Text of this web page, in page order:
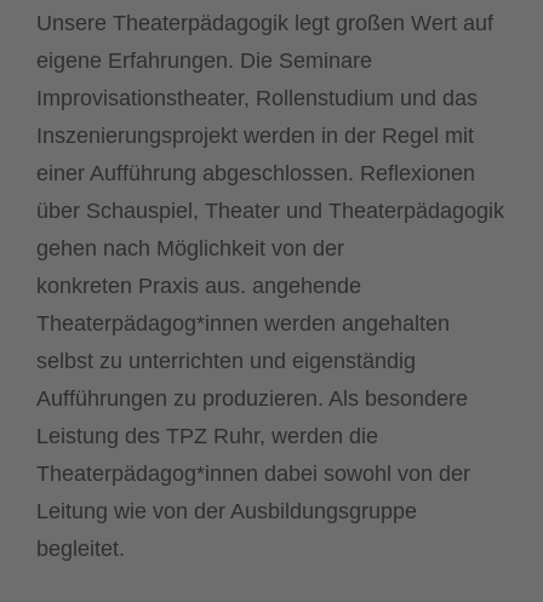
Unsere Theaterpädagogik legt großen Wert auf
eigene Erfahrungen. Die Seminare
Improvisationstheater, Rollenstudium und das
Inszenierungsprojekt werden in der Regel mit
einer Aufführung abgeschlossen. Reflexionen
über Schauspiel, Theater und Theaterpädagogik
gehen nach Möglichkeit von der
konkreten Praxis aus. angehende
Theaterpädagog*innen werden angehalten
selbst zu unterrichten und eigenständig
Aufführungen zu produzieren. Als besondere
Leistung des TPZ Ruhr, werden die
Theaterpädagog*innen dabei sowohl von der
Leitung wie von der Ausbildungsgruppe
begleitet.